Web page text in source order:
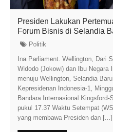
Presiden Lakukan
Forum Bisnis di Selandia
Politik
Ina Parliament. Wellington, Dari
Widodo (Jokowi) dan Ibu Negara
menuju Wellington, Selandia
Kepresidenan Indonesia-1,
Bandara Internasional
pukul 17.37 Waktu Setempat
yang membawa Presiden dan [...]